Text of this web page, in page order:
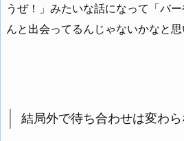
うぜ！」みたいな話になって「バ
んと出会ってるんじゃないかなと思
結局外で待ち合わせは変わ